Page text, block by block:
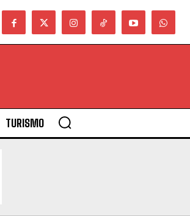
TURISMO